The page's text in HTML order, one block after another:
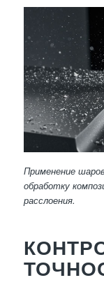
Применение
обработку
расслоения.